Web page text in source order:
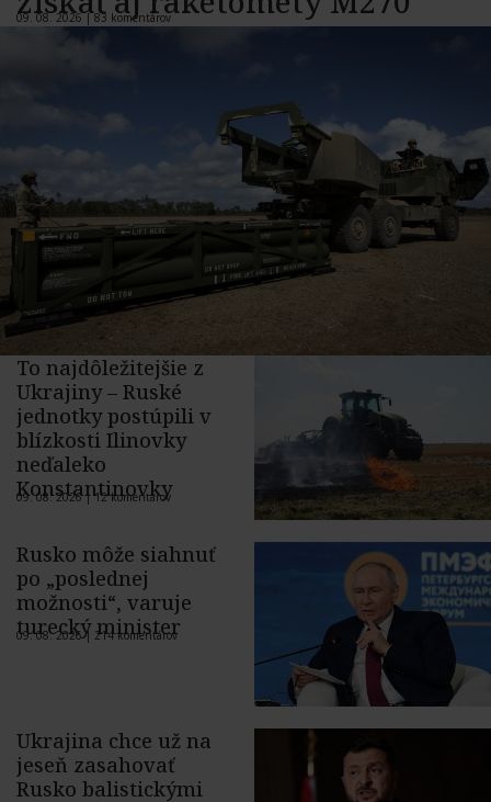
09. 08. 2026 |83 komentárov
To najdôležitejšie z
Ukrajiny – Ruské
jednotky postúpili v
blízkosti Ilinovky
neďaleko
Konstantinovky
09. 08. 2026 |12 komentárov
Rusko môže siahnuť
po „poslednej
možnosti“, varuje
turecký minister
09. 08. 2026 | 214 komentárov
Ukrajina chce už na
jeseň zasahovať
Rusko balistickými